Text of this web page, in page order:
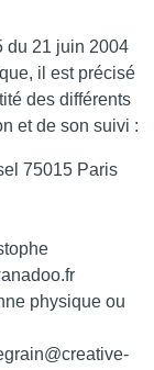
du 21 juin 2004
il est précisé
des différents
et de son suivi :
75015 Paris
physique ou